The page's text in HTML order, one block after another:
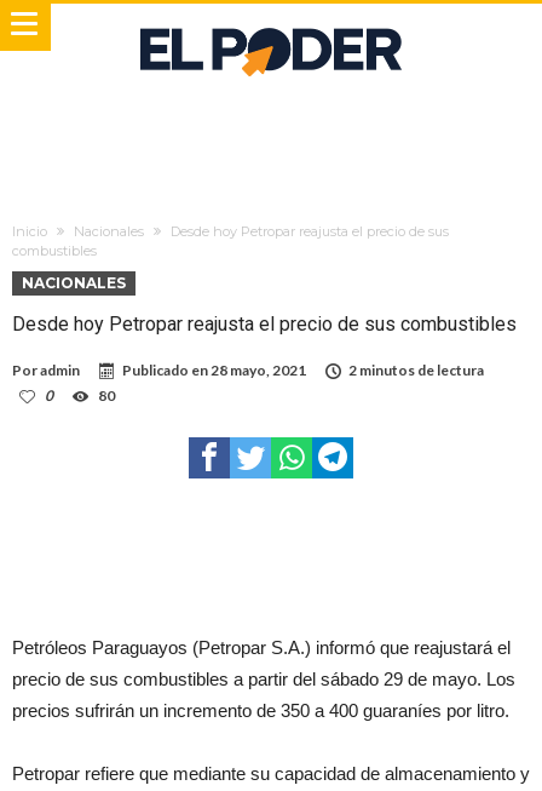
Inicio Nacionales
Desde hoy Petropar reajusta el precio de sus
combustibles
NACIONALES
Desde hoy Petropar reajusta el precio de sus combustibles
Poradmin Publicado en28 mayo, 2021
2 minutos de lectura
0
80
Petróleos Paraguayos (Petropar S.A.) informó que reajustará el
precio de sus combustibles a partir del sábado 29 de mayo. Los
precios sufrirán un incremento de 350 a 400 guaraníes por litro.
Petropar refiere que mediante su capacidad de almacenamiento y